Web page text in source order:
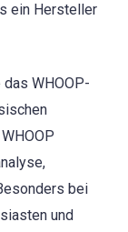
ein Hersteller
WHOOP-
bei
und